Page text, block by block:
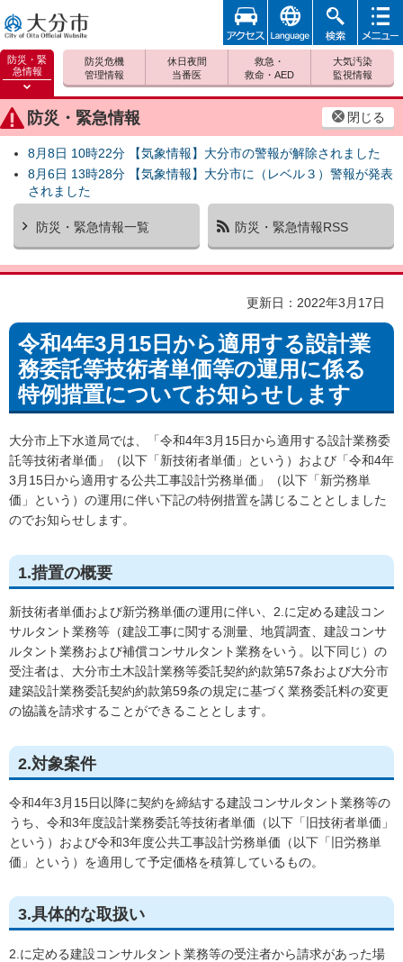
大分市
防災・緊
急情報
防災緊
急情報
を開く
防災・緊急情報 閉じる
8月8日 10時22分 【気象情報】大分市の警報が解除されました
8月6日 13時28分 【気象情報】大分市に（レベル３）警報が発表
されました
防災・緊急情報一覧 防災・緊急情報RSS
防災危機
管理情報
休日夜間
当番医
救急・
救命・AED
大気汚染
監視情報
アクセ
ス
foreign 検索
メニュ
更新日：2022年3月17日
令和4年3月15日から適用する設計業
務委託等技術者単価等の運用に係る
特例措置についてお知らせします
大分市上下水道局では、「令和4年3月15日から適用する設計業務委
託等技術者単価」（以下「新技術者単価」という）および「令和4年
3月15日から適用する公共工事設計労務単価」（以下「新労務単
価」という）の運用に伴い下記の特例措置を講じることとしました
のでお知らせします。
1.措置の概要
新技術者単価および新労務単価の運用に伴い、2.に定める建設コン
サルタント業務等（建設工事に関する測量、地質調査、建設コンサ
ルタント業務および補償コンサルタント業務をいう。以下同じ）の
受注者は、大分市土木設計業務等委託契約約款第57条および大分市
建築設計業務委託契約約款第59条の規定に基づく業務委託料の変更
の協議を請求することができることとします。
2.対象案件
令和4年3月15日以降に契約を締結する建設コンサルタント業務等の
うち、令和3年度設計業務委託等技術者単価（以下「旧技術者単価」
という）および令和3年度公共工事設計労務単価（以下「旧労務単
価」という）を適用して予定価格を積算しているもの。
3.具体的な取扱い
2.に定める建設コンサルタント業務等の受注者から請求があった場